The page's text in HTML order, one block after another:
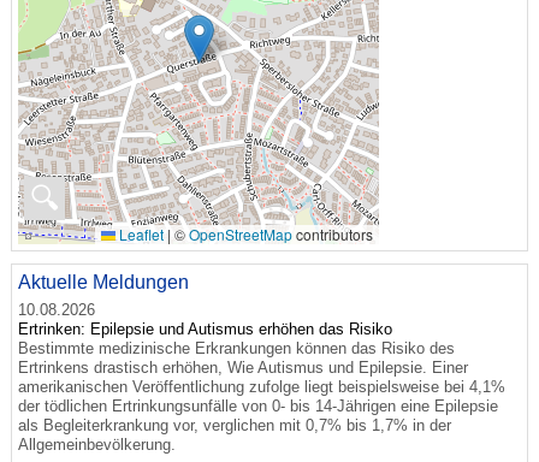
🔍
Leaflet | ©OpenStreetMapcontributors
Aktuelle Meldungen
10.08.2026
Ertrinken: Epilepsie und Autismus erhöhen das Risiko
Bestimmte medizinische Erkrankungen können das Risiko des
Ertrinkens drastisch erhöhen, Wie Autismus und Epilepsie. Einer
amerikanischen Veröffentlichung zufolge liegt beispielsweise bei 4,1%
der tödlichen Ertrinkungsunfälle von 0- bis 14-Jährigen eine Epilepsie
als Begleiterkrankung vor, verglichen mit 0,7% bis 1,7% in der
Allgemeinbevölkerung.